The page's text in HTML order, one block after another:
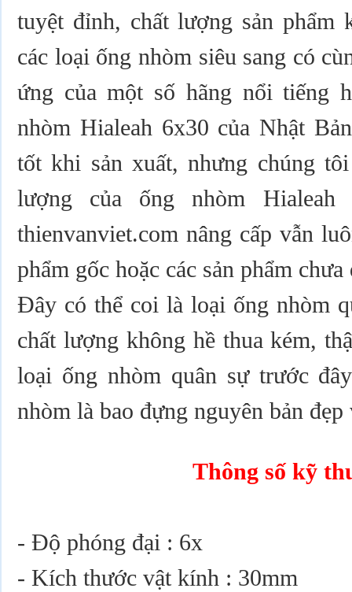
tuyệt đỉnh, chất lượng sản phẩm
các loại ống nhòm siêu sang có
ứng của một số hãng nổi tiếng
nhòm Hialeah 6x30 của Nhật
tốt khi sản xuất, nhưng chúng
lượng của ống nhòm
thienvanviet.com nâng cấp vẫn
phẩm gốc hoặc các sản phẩm
Đây có thể coi là loại ống nhòm
chất lượng không hề thua kém,
loại ống nhòm quân sự trước
nhòm là bao đựng nguyên bản
Thông số kỹ
- Độ phóng đại : 6x
- Kích thước vật kính : 30mm